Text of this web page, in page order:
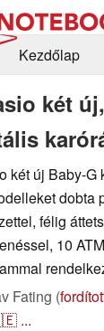
Kezdőlap
két
két új Baby-G
dobta
félig
10
Fating (
...